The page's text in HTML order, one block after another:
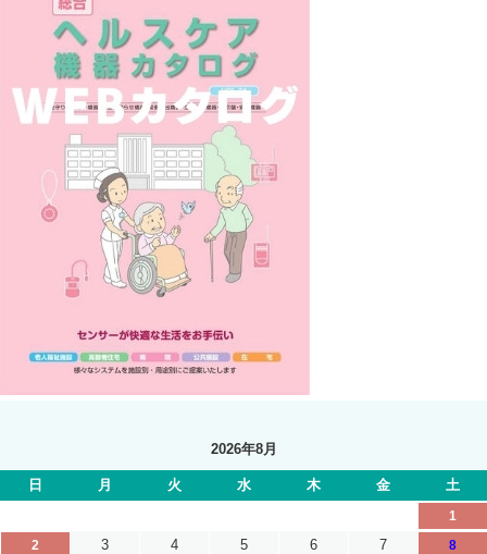
2026年8月
日 月 火 水 木 金 土
1
2
3 4 5 6 7 8